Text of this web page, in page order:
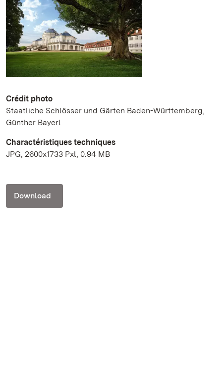
Crédit photo
Staatliche Schlösser und Gärten Baden-Württemberg,
Günther Bayerl
Charactéristiques techniques
JPG, 2600x1733 Pxl, 0.94 MB
Download